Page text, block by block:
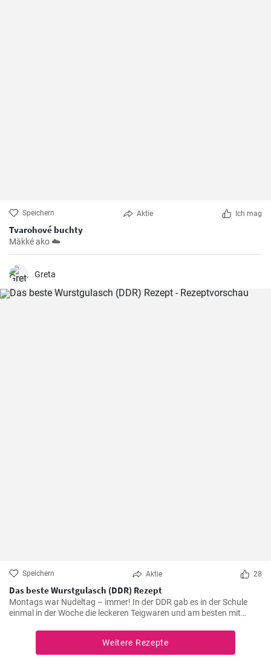
Speichern Aktie Ich mag
Tvarohové buchty
Mäkké ako ☁️
Greta
Speichern Aktie 28
Das beste Wurstgulasch (DDR) Rezept
Montags war Nudeltag – immer! In der DDR gab es in der Schule
einmal in der Woche die leckeren Teigwaren und am besten mit
sättigend und lecker auch als Familienessen - ausprobieren lohnt .
Weitere Rezepte